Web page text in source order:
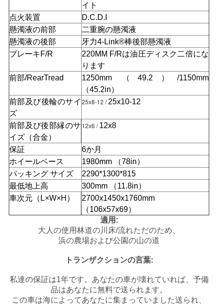
地
図
プ
ラ
イ
バ
シ
ー
ポ
リ
イト
点火装置
D.C.D.I
懸濁液の前部
二重腕の懸濁液
懸濁液の後部
牙力4-Link®棒後部懸濁液
ブレーキF/R
220MM F/Rは油圧ディスク二倍にな
ります
前部/RearTread
1250mm （49.2）/1150mm
（45.2in）
前部及び後輪のサイ
ズ
25x8-12 /25x10-12
前部及び後部縁のサ
イズ（合金）
12x6 /12x8
保証
6か月
ホイールベース
1980mm （78in）
パッキング サイズ
2290*1300*815
最低地上高
300mm （11.8in）
車次元（L×W×H）
2700x1450x1760mm
（106x57x69）
適用:
大人の使用林道の川床/流れただのため、
浜の農場および公園の山の道
トランザクションの言葉:
私達の保証は1年です。あなたの車が壊れていれば、予備
品はあなたに無料で送られます。
この車は海によってあなたに集まっていました送られ、